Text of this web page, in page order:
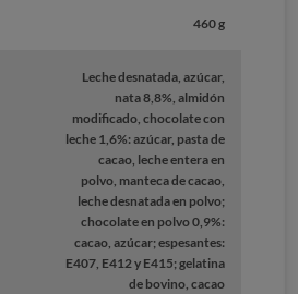
460 g
Leche desnatada, azúcar,
nata 8,8%, almidón
modificado, chocolate con
leche 1,6%: azúcar, pasta de
cacao, leche entera en
polvo, manteca de cacao,
leche desnatada en polvo;
chocolate en polvo 0,9%:
cacao, azúcar; espesantes:
E407, E412 y E415; gelatina
de bovino, cacao